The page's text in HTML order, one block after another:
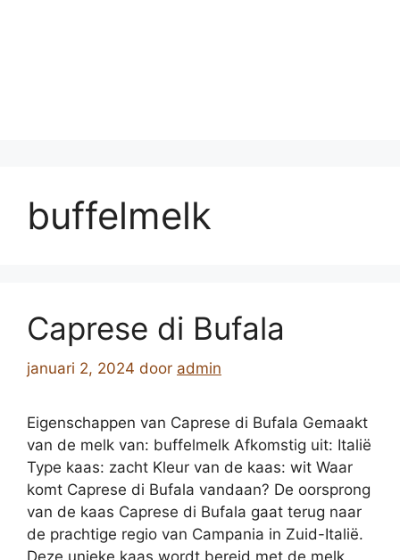
buffelmelk
Caprese di Bufala
januari 2, 2024 door admin
Eigenschappen van Caprese di Bufala Gemaakt
van de melk van: buffelmelk Afkomstig uit: Italië
Type kaas: zacht Kleur van de kaas: wit Waar
komt Caprese di Bufala vandaan? De oorsprong
van de kaas Caprese di Bufala gaat terug naar
de prachtige regio van Campania in Zuid-Italië.
Deze unieke kaas wordt bereid met de melk